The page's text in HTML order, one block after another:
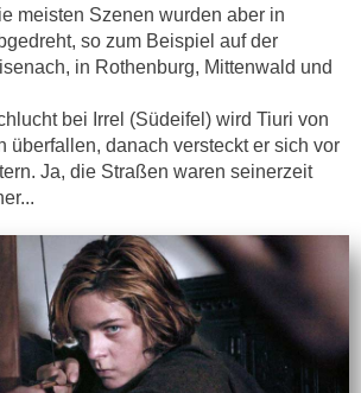
meisten Szenen wurden aber in
so zum Beispiel auf der
in Rothenburg, Mittenwald und
bei Irrel (Südeifel) wird Tiuri von
überfallen, danach versteckt er sich vor
Ja, die Straßen waren seinerzeit